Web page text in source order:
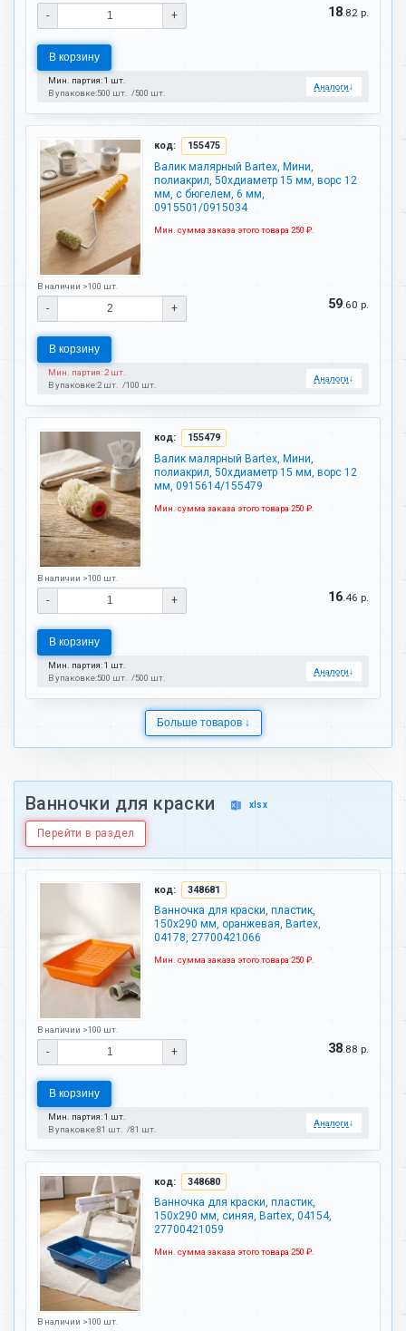
- + 18.82 р.
В корзину
Мин. партия: 1 шт.
В упаковке:500 шт. 500 шт.
Аналоги↓
код: 155475
Валик малярный Bartex, Мини,
полиакрил, 50хдиаметр 15 мм, ворс 12
мм, с бюгелем, 6 мм,
0915501/0915034
Мин. сумма заказа этого товара 250 ₽.
В наличии >100 шт.
- + 59.60 р.
В корзину
Мин. партия: 2 шт.
В упаковке:2 шт. 100 шт.
Аналоги↓
код: 155479
Валик малярный Bartex, Мини,
полиакрил, 50хдиаметр 15 мм, ворс 12
мм, 0915614/155479
Мин. сумма заказа этого товара 250 ₽.
В наличии >100 шт.
- + 16 .46 р.
В корзину
Мин. партия: 1 шт.
В упаковке:500 шт. 500 шт.
Аналоги↓
Больше товаров ↓
Ванночки для краски xlsx
Перейти в раздел
код: 348681
Ванночка для краски, пластик,
150х290 мм, оранжевая, Bartex,
04178, 27700421066
Мин. сумма заказа этого товара 250 ₽.
В наличии >100 шт.
- + 38.88 р.
В корзину
Мин. партия: 1 шт.
В упаковке:81 шт. 81 шт.
Аналоги↓
код: 348680
Ванночка для краски, пластик,
150х290 мм, синяя, Bartex, 04154,
27700421059
Мин. сумма заказа этого товара 250 ₽.
В наличии >100 шт.